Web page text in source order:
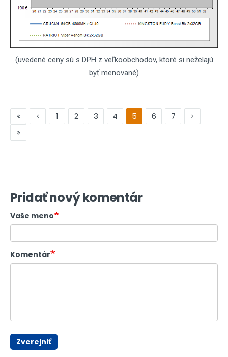
(uvedené ceny sú s DPH z veľkoobchodov, ktoré si neželajú
byť menované)
1 2 3 4 5 6 7
Pridať nový komentár
Vaše meno
Komentár
Zverejniť